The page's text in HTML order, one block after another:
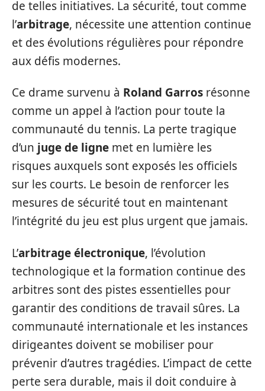
de telles initiatives. La sécurité, tout comme
l’arbitrage, nécessite une attention continue
et des évolutions régulières pour répondre
aux défis modernes.
Ce drame survenu à Roland Garros résonne
comme un appel à l’action pour toute la
communauté du tennis. La perte tragique
d’un juge de ligne met en lumière les
risques auxquels sont exposés les officiels
sur les courts. Le besoin de renforcer les
mesures de sécurité tout en maintenant
l’intégrité du jeu est plus urgent que jamais.
L’arbitrage électronique, l’évolution
technologique et la formation continue des
arbitres sont des pistes essentielles pour
garantir des conditions de travail sûres. La
communauté internationale et les instances
dirigeantes doivent se mobiliser pour
prévenir d’autres tragédies. L’impact de cette
perte sera durable, mais il doit conduire à